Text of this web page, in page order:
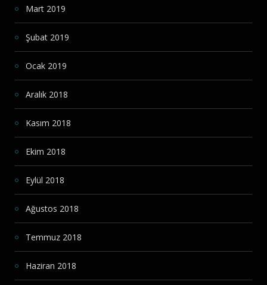
Mart 2019
Şubat 2019
Ocak 2019
Aralık 2018
Kasım 2018
Ekim 2018
Eylül 2018
Ağustos 2018
Temmuz 2018
Haziran 2018